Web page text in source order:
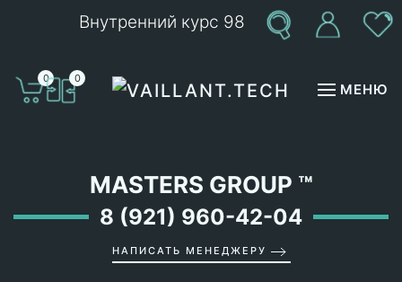
Внутренний курс 98
0 0
МЕНЮ
MASTERS GROUP ™
8 (921) 960-42-04
НАПИСАТЬ МЕНЕДЖЕРУ